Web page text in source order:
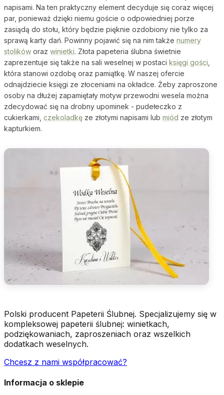
napisami. Na ten praktyczny element decyduje się coraz więcej
par, ponieważ dzięki niemu goście o odpowiedniej porze
zasiądą do stołu, który będzie pięknie ozdobiony nie tylko za
sprawą karty dań. Powinny pojawić się na nim także numery
stolików oraz winietki. Złota papeteria ślubna świetnie
zaprezentuje się także na sali weselnej w postaci księgi gości
która stanowi ozdobę oraz pamiątkę. W naszej ofercie
odnajdziecie księgi ze złoceniami na okładce. Żeby zaproszone
osoby na dłużej zapamiętały motyw przewodni wesela można
zdecydować się na drobny upominek - pudełeczko z
cukierkami, czekoladkę ze złotymi napisami lub miód ze złotym
kapturkiem.
Polski producent Papeterii Ślubnej. Specjalizujemy się w
kompleksowej papeterii ślubnej: winietkach,
podziękowaniach, zaproszeniach oraz wszelkich
dodatkach weselnych.
Chcesz z nami współpracować?
Informacja o sklepie